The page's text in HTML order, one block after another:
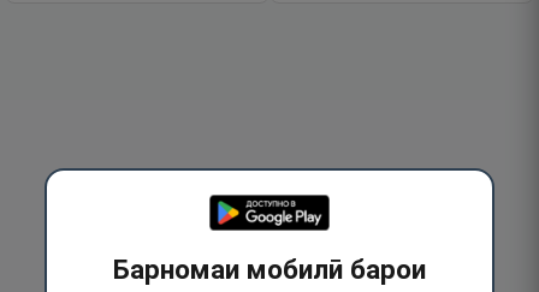
Барномаи мобилӣ барои